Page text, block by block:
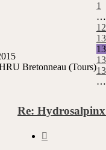
Bretonneau (Tours)
Re: Hydrosalpinx
1
…
…